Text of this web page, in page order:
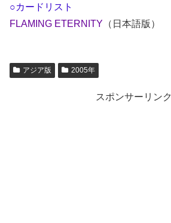
○カードリスト
FLAMING ETERNITY （日本語版）
アジア版 2005年
スポンサーリンク